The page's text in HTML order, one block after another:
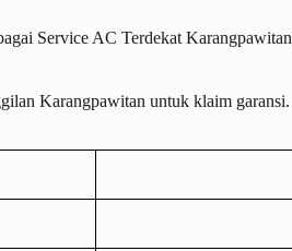
Service AC Terdekat Karangpawitan
Karangpawitan untuk klaim garansi.